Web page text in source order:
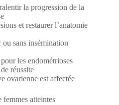
la progression de la
et restaurer l’anatomie
sans insémination
les endométrioses
réussite
ovarienne est affectée
femmes atteintes